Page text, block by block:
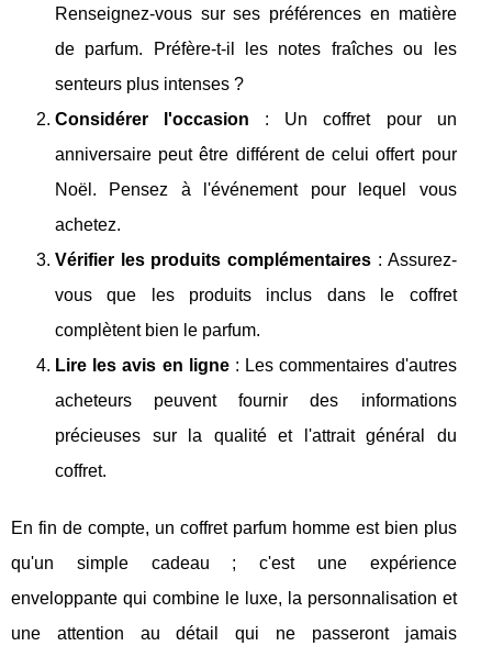
Renseignez-vous sur ses préférences en matière
de parfum. Préfère-t-il les notes fraîches ou les
senteurs plus intenses ?
Considérer l'occasion : Un coffret pour un
anniversaire peut être différent de celui offert pour
Noël. Pensez à l'événement pour lequel vous
achetez.
Vérifier les produits complémentaires : Assurez-
vous que les produits inclus dans le coffret
complètent bien le parfum.
Lire les avis en ligne: Les commentaires d'autres
acheteurs peuvent fournir des informations
précieuses sur la qualité et l'attrait général du
coffret.
En fin de compte, un coffret parfum homme est bien plus
qu'un simple cadeau ; c'est une expérience
enveloppante qui combine le luxe, la personnalisation et
une attention au détail qui ne passeront jamais